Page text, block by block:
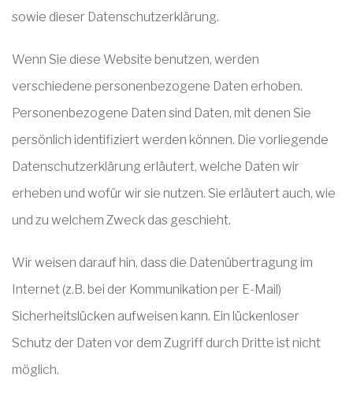
sowie dieser Datenschutzerklärung.
Wenn Sie diese Website benutzen, werden
verschiedene personenbezogene Daten erhoben.
Personenbezogene Daten sind Daten, mit denen Sie
persönlich identifiziert werden können. Die vorliegende
Datenschutzerklärung erläutert, welche Daten wir
erheben und wofür wir sie nutzen. Sie erläutert auch, wie
und zu welchem Zweck das geschieht.
Wir weisen darauf hin, dass die Datenübertragung im
Internet (z.B. bei der Kommunikation per E-Mail)
Sicherheitslücken aufweisen kann. Ein lückenloser
Schutz der Daten vor dem Zugriff durch Dritte ist nicht
möglich.